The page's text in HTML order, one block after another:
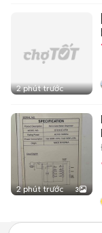
2 phút trước
2 phút trước 3